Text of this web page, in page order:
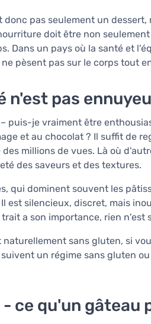
donc pas seulement un
doit être non
Dans un pays où la santé et
pèsent pas sur le corps tout
n'est pas
puis-je vraiment être
et au chocolat ? Il suffit de
millions de vues. Là où
des saveurs et des textures.
qui dominent souvent les
est silencieux, discret, mais
a son importance, rien n'est
sans gluten, si
un régime sans gluten
- ce qu'un gâteau